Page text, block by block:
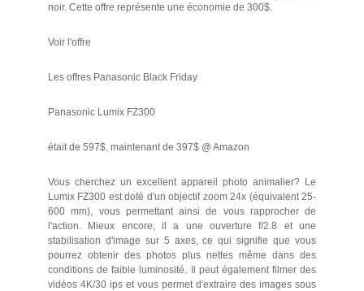
noir. Cette offre représente une économie de 300$.
Voir l'offre
Les offres Panasonic Black Friday
Panasonic Lumix FZ300
était de 597$, maintenant de 397$ @ Amazon
Vous cherchez un excellent appareil photo animalier? Le
Lumix FZ300 est doté d'un objectif zoom 24x (équivalent 25-
600 mm), vous permettant ainsi de vous rapprocher de
l'action. Mieux encore, il a une ouverture f/2.8 et une
stabilisation d'image sur 5 axes, ce qui signifie que vous
pourrez obtenir des photos plus nettes même dans des
conditions de faible luminosité. Il peut également filmer des
vidéos 4K/30 ips et vous permet d'extraire des images sous